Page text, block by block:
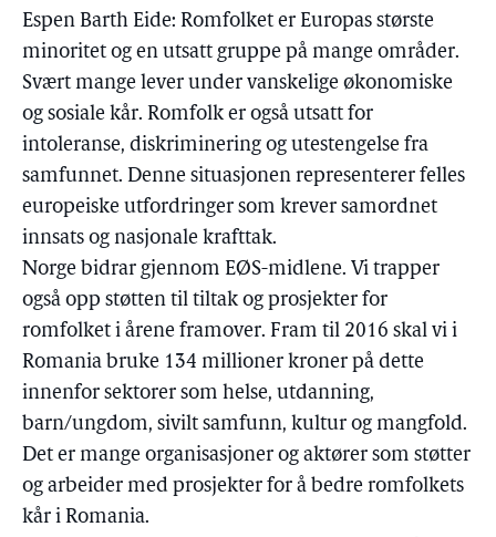
Espen Barth Eide: Romfolket er Europas største
minoritet og en utsatt gruppe på mange områder.
Svært mange lever under vanskelige økonomiske
og sosiale kår. Romfolk er også utsatt for
intoleranse, diskriminering og utestengelse fra
samfunnet. Denne situasjonen representerer felles
europeiske utfordringer som krever samordnet
innsats og nasjonale krafttak.
Norge bidrar gjennom EØS-midlene. Vi trapper
også opp støtten til tiltak og prosjekter for
romfolket i årene framover. Fram til 2016 skal vi i
Romania bruke 134 millioner kroner på dette
innenfor sektorer som helse, utdanning,
barn/ungdom, sivilt samfunn, kultur og mangfold.
Det er mange organisasjoner og aktører som støtter
og arbeider med prosjekter for å bedre romfolkets
kår i Romania.